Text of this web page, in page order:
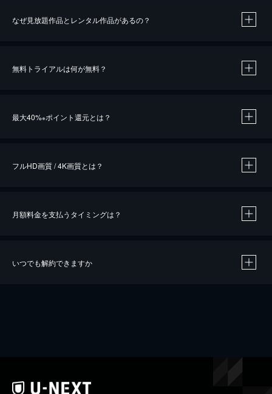
なぜ見放題作品とレンタル作品があるの？
無料トライアルは何が無料？
最大40%※ポイント還元とは？
※40％ポイント還元の対象は、クレジットカード決済による作品の購入 / レンタルです。
フルHD画質 / 4K画質とは？
月額料金を支払うタイミングは？
いつでも解約できますか